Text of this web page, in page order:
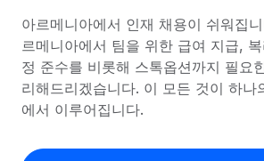
글로벌 급여
규정을 준수하며 급여 지급을 손쉽게 처리
기록상 고용주(EOR)
법인 설립 비용 없이 전 세계로 사업을 확
글로벌 서비스 제공
국가별 정보
국가별 글로벌 채용 지원 알아보기
미국 주별 정보
리소스
도구 및 계산기
오분류 리스크 평가 도구
요금
한국어
아르메니아에서 인재 채용이 쉬워집
르메니아에서 팀을 위한 급여 지급,
정 준수를 비롯해 스톡옵션까지 필요
리해드리겠습니다. 이 모든 것이 하나
에서 이루어집니다.